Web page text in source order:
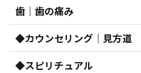
歯｜歯の痛み
◆カウンセリング｜見方道
◆スピリチュアル